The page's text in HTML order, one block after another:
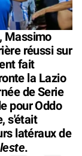
Massimo
réussi sur
fait
la Lazio
de Serie
pour Oddo
s'était
latéraux de
.